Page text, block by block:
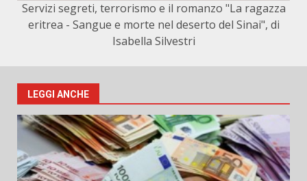
Servizi segreti, terrorismo e il romanzo "La ragazza
eritrea - Sangue e morte nel deserto del Sinai", di
Isabella Silvestri
LEGGI ANCHE